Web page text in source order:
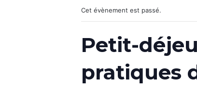
Cet évènement est passé.
Petit-
pratiques